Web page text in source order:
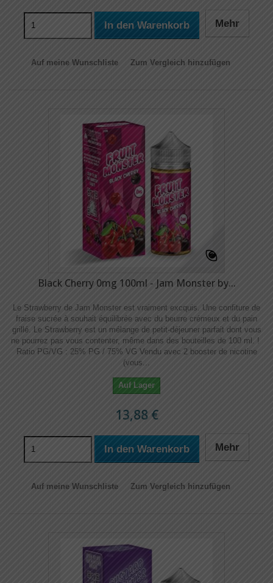
In den Warenkorb Mehr
Auf meine Wunschliste Zum Vergleich hinzufügen
Black Cherry 0mg 100ml - Jam Monster by...
Le Strawberry de Jam Monster est vraiment excquis. Une confiture de
fraise sucrée à souhait équilibrée avec du beurre crémeux et du pain
grillé. Le Strawberry est un mélange de petit-déjeuner parfait dont vous
ne pourrez pas vous contenter, même dans des bouteilles de 100 ml. !
Ratio PG/VG : 25% PG / 75% VG Vendu avec 2 booster de nicotine
(vous...
Auf Lager
13,88 €
In den Warenkorb Mehr
Auf meine Wunschliste Zum Vergleich hinzufügen